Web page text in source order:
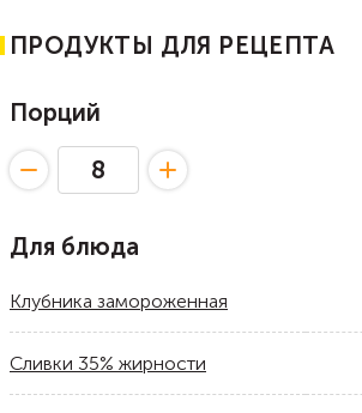
ПРОДУКТЫ ДЛЯ РЕЦЕПТА
Порций
Для блюда
Клубника замороженная
Сливки 35% жирности